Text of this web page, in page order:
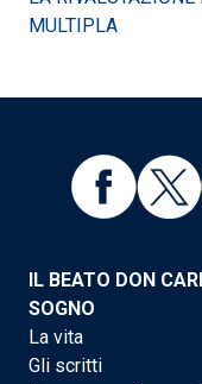
MULTIPLA
IL BEATO DON
SOGNO
La vita
Gli scritti